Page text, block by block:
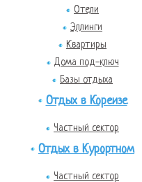
Отели
Эллинги
Квартиры
Дома под-ключ
Базы отдыха
Отдых в Кореизе
Частный сектор
Отдых в Курортном
Частный сектор